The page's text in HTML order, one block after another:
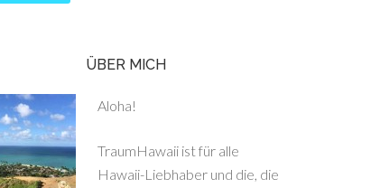
ÜBER MICH
Aloha!
TraumHawaii ist für alle
Hawaii-Liebhaber und die, die